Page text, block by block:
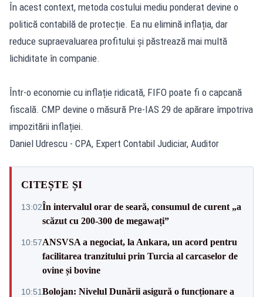
În acest context, metoda costului mediu ponderat devine o
politică contabilă de protecție. Ea nu elimină inflația, dar
reduce supraevaluarea profitului și păstrează mai multă
lichiditate în companie.
Într-o economie cu inflație ridicată, FIFO poate fi o capcană
fiscală. CMP devine o măsură Pre-IAS 29 de apărare împotriva
impozitării inflației.
Daniel Udrescu - CPA, Expert Contabil Judiciar, Auditor
CITEȘTE ȘI
13:02În intervalul orar de seară, consumul de curent „a
scăzut cu 200-300 de megawați”
10:57ANSVSA a negociat, la Ankara, un acord pentru
facilitarea tranzitului prin Turcia al carcaselor de
ovine și bovine
10:51Bolojan: Nivelul Dunării asigură o funcționare a